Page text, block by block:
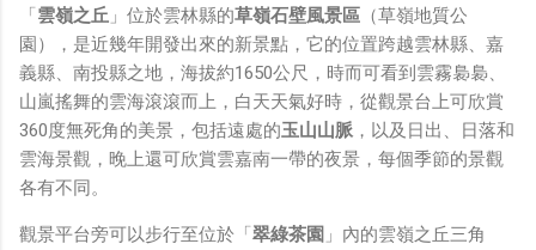
「雲嶺之丘 」位於雲林縣的草嶺石壁風景區 （草嶺地質公
園），是近幾年開發出來的新景點，它的位置跨越雲林縣、嘉
義縣、南投縣之地，海拔約1650公尺，時而可看到雲霧裊裊、
山嵐搖舞的雲海滾滾而上，白天天氣好時，從觀景台上可欣賞
360度無死角的美景，包括遠處的玉山山脈 ，以及日出、日落和
雲海景觀，晚上還可欣賞雲嘉南一帶的夜景，每個季節的景觀
各有不同。
觀景平台旁可以步行至位於「翠綠茶園 」內的雲嶺之丘三角